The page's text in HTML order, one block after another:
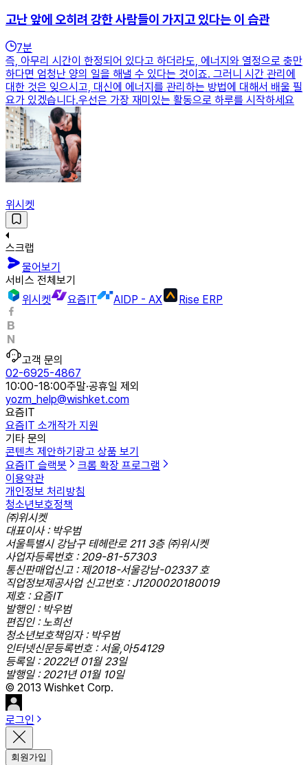
고난 앞에 오히려 강한 사람들이 가지고 있다는 이 습관
7분
즉, 아무리 시간이 한정되어 있다고 하더라도, 에너지와 열정으로 충만
하다면 엄청난 양의 일을 해낼 수 있다는 것이죠. 그러니 시간 관리에
대한 것은 잊으시고, 대신에 에너지를 관리하는 방법에 대해서 배울 필
요가 있겠습니다.우선은 가장 재미있는 활동으로 하루를 시작하세요
위시켓
스크랩
물어보기
서비스 전체보기
위시켓
요즘IT AIDP - AX Rise ERP
고객 문의
02-6925-4867
10:00-18:00주말·공휴일 제외
yozm_help@wishket.com
요즘IT
요즘IT 소개작가 지원
기타 문의
콘텐츠 제안하기 광고 상품 보기
요즘IT 슬랙봇
크롬 확장 프로그램
이용약관
개인정보 처리방침
청소년보호정책
㈜위시켓
대표이사 : 박우범
서울특별시 강남구 테헤란로 211 3층 ㈜위시켓
사업자등록번호 : 209-81-57303
통신판매업신고 : 제2018-서울강남-02337 호
직업정보제공사업 신고번호 : J1200020180019
제호 : 요즘IT
발행인 : 박우범
편집인 : 노희선
청소년보호책임자 : 박우범
인터넷신문등록번호 : 서울,아54129
등록일 : 2022년 01월 23일
발행일 : 2021년 01월 10일
© 2013 Wishket Corp.
로그인
회원가입